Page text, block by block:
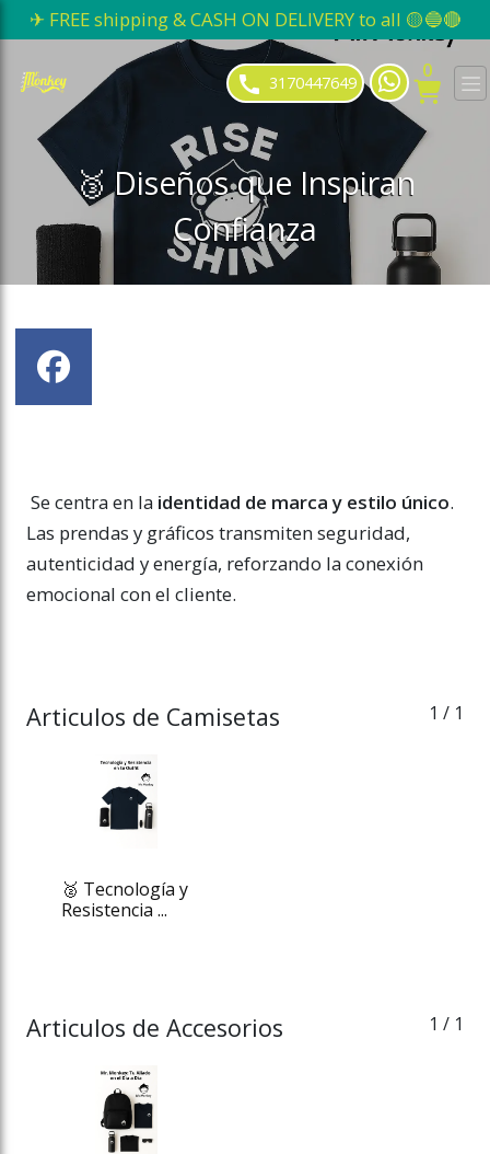
slideout menu.
✈ FREE shipping & CASH ON DELIVERY to all 🟡🔵🔴
3170447649
0
🥉 Diseños que Inspiran
Confianza
Se centra en la identidad de marca y estilo único.
Las prendas y gráficos transmiten seguridad,
autenticidad y energía, reforzando la conexión
emocional con el cliente.
Articulos de Camisetas 1 / 1
🥈 Tecnología y
Resistencia ...
Articulos de Accesorios 1 / 1